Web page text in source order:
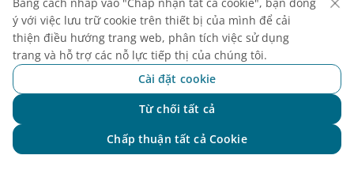
38722375
Giấy chứng nhận đăng ký doanh nghiệp, mã số
doanh nghiệp 0100107518, đăng ký lần đầu ngày
30/6/2010, đăng ký thay đổi lần thứ 10 ngày
24/7/2025, cấp bởi Sở Tài chính Thành phố Hà Nội.
ý với việc lưu trữ cookie trên thiết bị của mình để cải
thiện điều hướng trang web, phân tích việc sử dụng
trang và hỗ trợ các nỗ lực tiếp thị của chúng tôi.
Cài đặt cookie
Từ chối tất cả
Chấp thuận tất cả Cookie